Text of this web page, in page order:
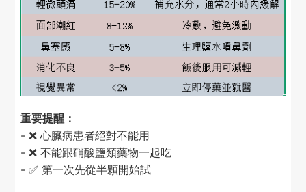
重要提醒：
- ❌ 心臟病患者絕對不能用
- ❌ 不能跟硝酸鹽類藥物一起吃
- ✅ 第一次先從半顆開始試